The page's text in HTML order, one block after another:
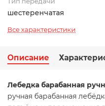
шестеренчатая
Все характеристики
Описание
Лебедка барабанная
ручная барабанная